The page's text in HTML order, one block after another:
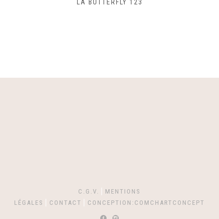
SAC LACET 480
C.G.V.
MENTIONS
LÉGALES
CONTACT CONCEPTION:COMCHARTCONCEPT